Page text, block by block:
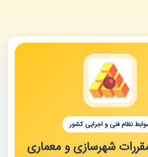
نظام فنی و اجرایی کشور
شهرسازی و معماری